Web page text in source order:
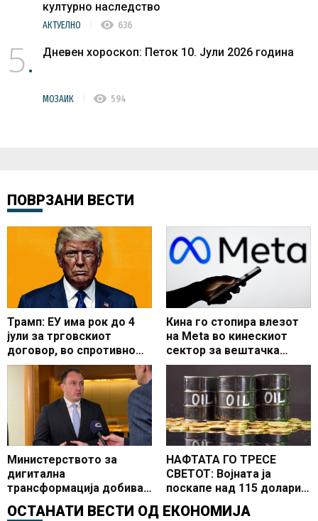
културно наследство
АКТУЕЛНО visibility 636
5 Дневен хороскоп: Петок 10. Јули 2026 година
МОЗАИК visibility 594
ПОВРЗАНИ ВЕСТИ
Трамп: ЕУ има рок до 4
јули за трговскиот
договор, во спротивно
следуваат повисоки
царини
Кина го стопира влезот
на Meta во кинескиот
сектор за вештачка
интелигенција
Министерството за
дигитална
трансформација добива
сериозна поддршка од
Стратешкиот дијалог со
НАФТАТА ГО ТРЕСЕ
СВЕТОТ: Војната ја
поскапе над 115 долари
за барел
ОСТАНАТИ ВЕСТИ ОД ЕКОНОМИЈА